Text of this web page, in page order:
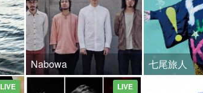
Nabowa 七尾旅人
LIVE LIVE